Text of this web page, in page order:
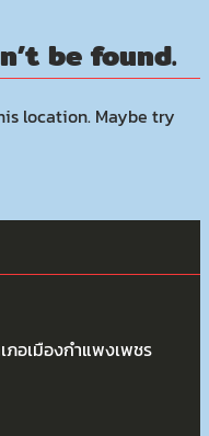
be found.
location. Maybe try
ภอเมืองกำแพงเพชร